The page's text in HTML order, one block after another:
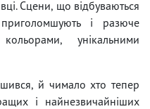
Сцени, що відбуваються
і разюче
унікальними
й чимало хто тепер
і найнезвичайніших